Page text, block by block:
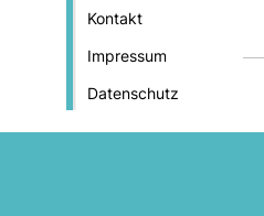
Kontakt
Impressum
Datenschutz